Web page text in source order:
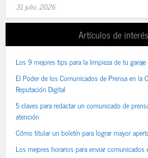
31 julio, 2026
Artículos de interés
Los 9 mejores tips para la limpieza de tu garaje
El Poder de los Comunicados de Prensa en la
Reputación Digital
5 claves para redactar un comunicado de
atención
Cómo titular un boletín para lograr mayor
Los mejores horarios para enviar comunicados